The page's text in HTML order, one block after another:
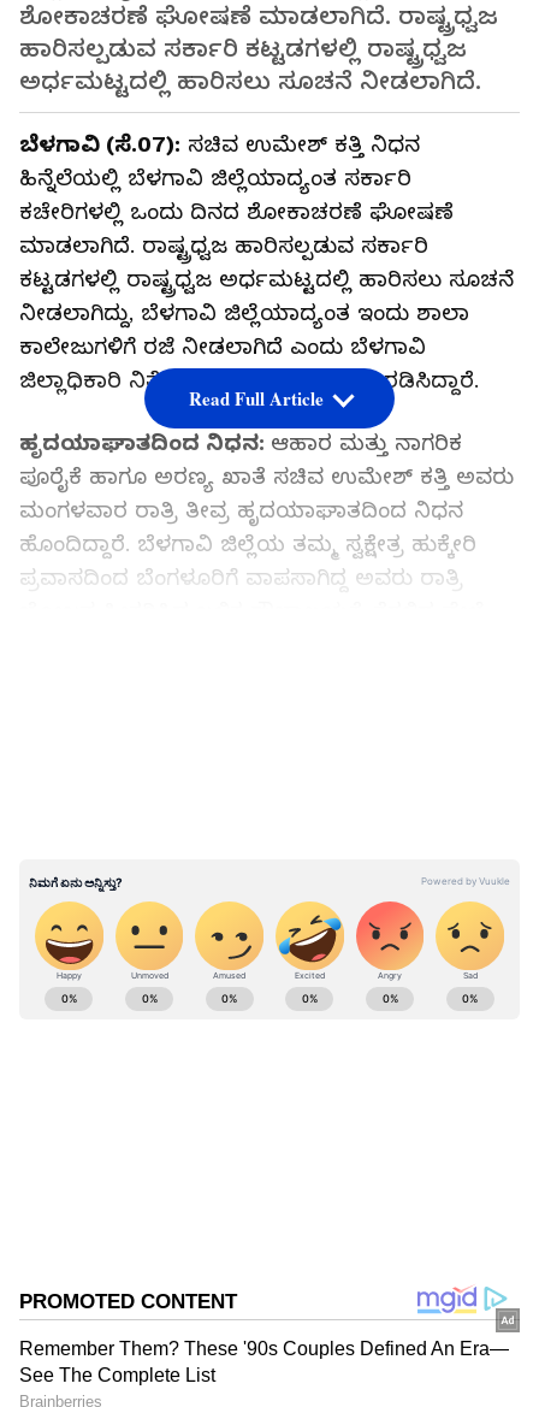
ಶೋಕಾಚರಣೆ ಘೋಷಣೆ ಮಾಡಲಾಗಿದೆ. ರಾಷ್ಟ್ರಧ್ವಜ
ಹಾರಿಸಲ್ಪಡುವ ಸರ್ಕಾರಿ ಕಟ್ಟಡಗಳಲ್ಲಿ ರಾಷ್ಟ್ರಧ್ವಜ
ಅರ್ಧಮಟ್ಟದಲ್ಲಿ ಹಾರಿಸಲು ಸೂಚನೆ ನೀಡಲಾಗಿದೆ.
ಬೆಳಗಾವಿ (ಸೆ.07): ಸಚಿವ ಉಮೇಶ್​ ಕತ್ತಿ ನಿಧನ
ಹಿನ್ನೆಲೆಯಲ್ಲಿ ಬೆಳಗಾವಿ ಜಿಲ್ಲೆಯಾದ್ಯಂತ ಸರ್ಕಾರಿ
ಕಚೇರಿಗಳಲ್ಲಿ ಒಂದು ದಿನದ ಶೋಕಾಚರಣೆ ಘೋಷಣೆ
ಮಾಡಲಾಗಿದೆ. ರಾಷ್ಟ್ರಧ್ವಜ ಹಾರಿಸಲ್ಪಡುವ ಸರ್ಕಾರಿ
ಕಟ್ಟಡಗಳಲ್ಲಿ ರಾಷ್ಟ್ರಧ್ವಜ ಅರ್ಧಮಟ್ಟದಲ್ಲಿ ಹಾರಿಸಲು ಸೂಚನೆ
ನೀಡಲಾಗಿದ್ದು, ಬೆಳಗಾವಿ ಜಿಲ್ಲೆಯಾದ್ಯಂತ ಇಂದು ಶಾಲಾ
ಕಾಲೇಜುಗಳಿಗೆ ರಜೆ ನೀಡಲಾಗಿದೆ ಎಂದು ಬೆಳಗಾವಿ
ಜಿಲ್ಲಾಧಿಕಾರಿ ನಿತೇಶ್ ಪಾಟೀಲ್ ಆದೇಶ ಹೊರಡಿಸಿದ್ದಾರೆ.
ಹೃದಯಾಘಾತದಿಂದ ನಿಧನ: ಆಹಾರ ಮತ್ತು ನಾಗರಿಕ
ಪೂರೈಕೆ ಹಾಗೂ ಅರಣ್ಯ ಖಾತೆ ಸಚಿವ ಉಮೇಶ್‌ ಕತ್ತಿ ಅವರು
ಮಂಗಳವಾರ ರಾತ್ರಿ ತೀವ್ರ ಹೃದಯಾಘಾತದಿಂದ ನಿಧನ
ಹೊಂದಿದ್ದಾರೆ. ಬೆಳಗಾವಿ ಜಿಲ್ಲೆಯ ತಮ್ಮ ಸ್ವಕ್ಷೇತ್ರ ಹುಕ್ಕೇರಿ
ಪ್ರವಾಸದಿಂದ ಬೆಂಗಳೂರಿಗೆ ವಾಪಸಾಗಿದ್ದ ಅವರು ರಾತ್ರಿ
Read Full Article
ABOUT THE AUTHOR